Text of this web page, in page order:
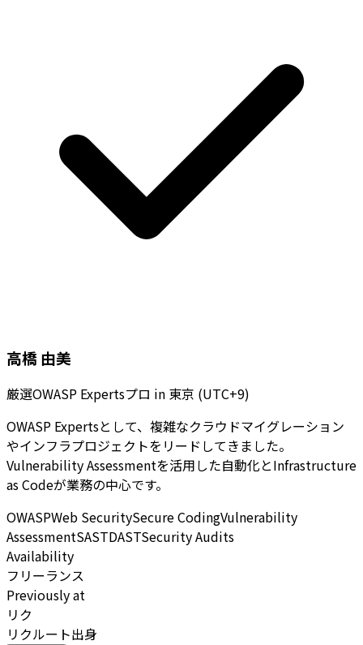
高橋 由美
厳選OWASP Expertsプロ in 東京 (UTC+9)
OWASP Expertsとして、複雑なクラウドマイグレーション
やインフラプロジェクトをリードしてきました。
Vulnerability Assessmentを活用した自動化とInfrastructure
as Codeが業務の中心です。
OWASPWeb SecuritySecure CodingVulnerability
AssessmentSASTDASTSecurity Audits
Availability
フリーランス
Previously at
リク
リクルート出身